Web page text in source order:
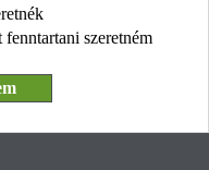
szeretném